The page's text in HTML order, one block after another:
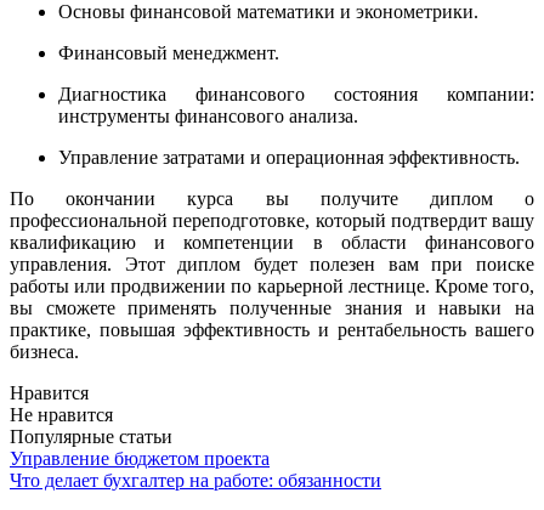
Основы финансовой математики и эконометрики.
Финансовый менеджмент.
Диагностика финансового состояния компании:
инструменты финансового анализа.
Управление затратами и операционная эффективность.
По окончании курса вы получите диплом о
профессиональной переподготовке, который подтвердит вашу
квалификацию и компетенции в области финансового
управления. Этот диплом будет полезен вам при поиске
работы или продвижении по карьерной лестнице. Кроме того,
вы сможете применять полученные знания и навыки на
практике, повышая эффективность и рентабельность вашего
бизнеса.
Нравится
Не нравится
Популярные статьи
Управление бюджетом проекта
Что делает бухгалтер на работе: обязанности